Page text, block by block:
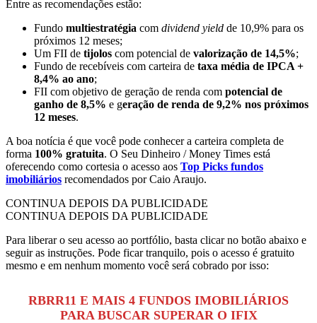
Entre as recomendações estão:
Fundo multiestratégia com dividend yield de 10,9% para os
próximos 12 meses;
Um FII de tijolos com potencial de valorização de 14,5%;
Fundo de recebíveis com carteira de taxa média de IPCA +
8,4% ao ano;
FII com objetivo de geração de renda com potencial de
ganho de 8,5% e geração de renda de 9,2% nos próximos
12 meses.
A boa notícia é que você pode conhecer a carteira completa de
forma 100% gratuita. O Seu Dinheiro / Money Times está
oferecendo como cortesia o acesso aos Top Picks fundos
imobiliários recomendados por Caio Araujo.
CONTINUA DEPOIS DA PUBLICIDADE
CONTINUA DEPOIS DA PUBLICIDADE
Para liberar o seu acesso ao portfólio, basta clicar no botão abaixo e
seguir as instruções. Pode ficar tranquilo, pois o acesso é gratuito
mesmo e em nenhum momento você será cobrado por isso:
RBRR11 E MAIS 4 FUNDOS IMOBILIÁRIOS
PARA BUSCAR SUPERAR O IFIX